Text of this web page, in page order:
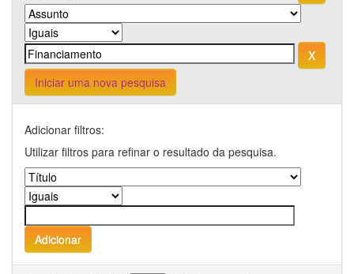
Iniciar uma nova pesquisa
Adicionar filtros:
Utilizar filtros para refinar o resultado da pesquisa.